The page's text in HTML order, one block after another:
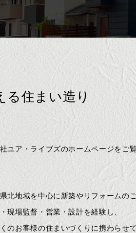
る住まい造り
ユア・ライブズのホームページをご
北地域を中心に新築やリフォームの
現場監督・営業・設計を経験し、
のお客様の住まいづくりに携わらせ